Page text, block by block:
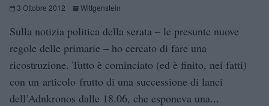
3 Ottobre 2012 Wittgenstein
Sulla notizia politica della serata – le presunte nuove
regole delle primarie – ho cercato di fare una
ricostruzione. Tutto è cominciato (ed è finito, nei fatti)
con un articolo frutto di una successione di lanci
dell’Adnkronos dalle 18.06, che esponeva una...